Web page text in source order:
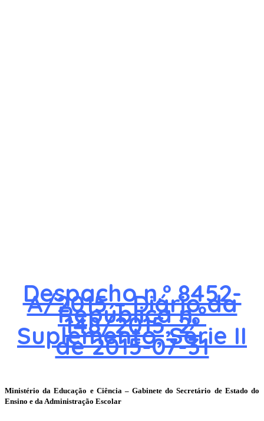
Despacho n.º 8452-
A/2015 – Diário da
República n.º
148/2015, 2º
Suplemento, Série II
de 2015-07-31
Ministério da Educação e Ciência – Gabinete do Secretário de Estado do
Ensino e da Administração Escolar